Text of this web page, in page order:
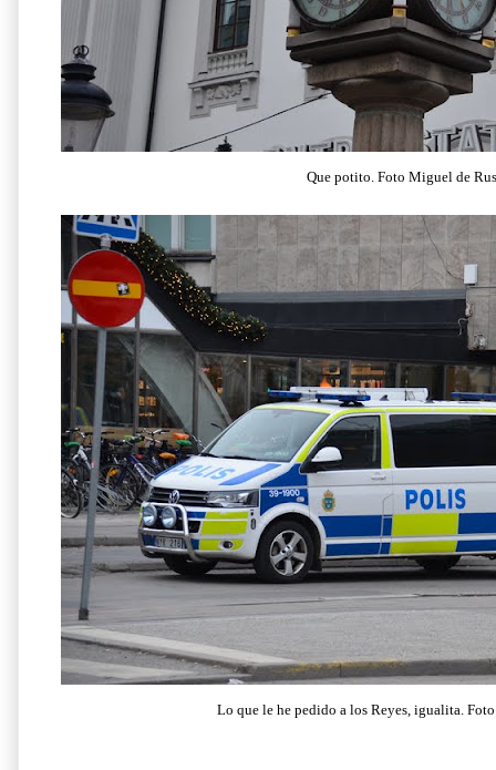
Que potito. Foto Miguel de
Lo que le he pedido a los Reyes, igualita.